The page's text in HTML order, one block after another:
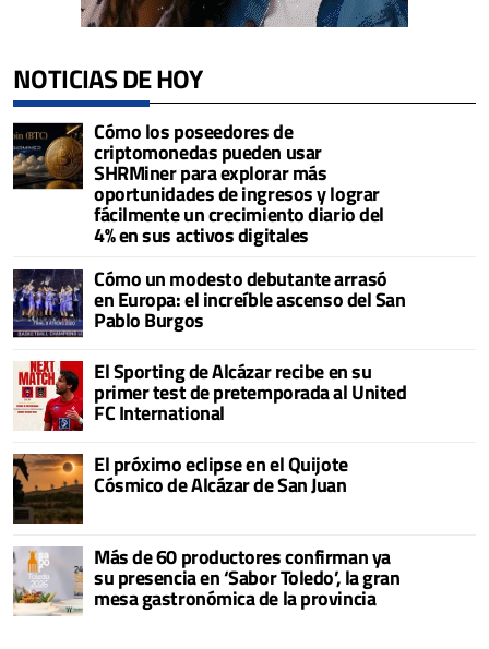
NOTICIAS DE HOY
Cómo los poseedores de
criptomonedas pueden usar
SHRMiner para explorar más
oportunidades de ingresos y lograr
fácilmente un crecimiento diario del
4% en sus activos digitales
Cómo un modesto debutante arrasó
en Europa: el increíble ascenso del San
Pablo Burgos
El Sporting de Alcázar recibe en su
primer test de pretemporada al United
FC International
El próximo eclipse en el Quijote
Cósmico de Alcázar de San Juan
Más de 60 productores confirman ya
su presencia en ‘Sabor Toledo’, la gran
mesa gastronómica de la provincia